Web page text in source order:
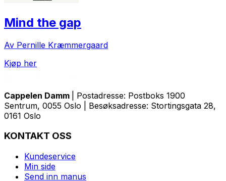
Mind the gap
Av Pernille Kræmmergaard
Kjøp her
Cappelen Damm
| Postadresse: Postboks 1900
Sentrum, 0055 Oslo | Besøksadresse: Stortingsgata 28,
0161 Oslo
KONTAKT OSS
Kundeservice
Min side
Send inn manus